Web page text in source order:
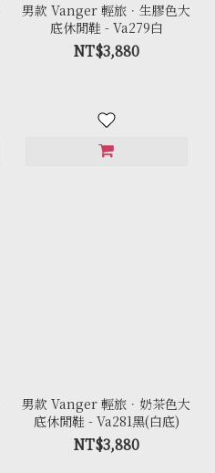
男款 Vanger 輕旅．生膠色大
底休閒鞋 - Va279白
NT$3,880
男款 Vanger 輕旅．奶茶色大
底休閒鞋 - Va281黑(白底)
NT$3,880